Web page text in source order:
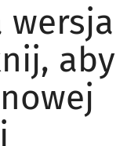
wersja
aby